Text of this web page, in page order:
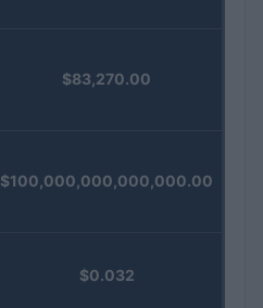
$83,270.00
$100,000,000,000,000.00
$0.032